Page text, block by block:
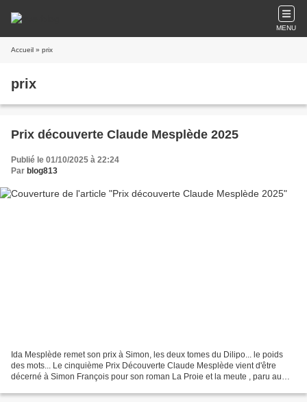
MENU
Accueil » prix
prix
Prix découverte Claude Mesplède 2025
Publié le 01/10/2025 à 22:24
Par blog813
Ida Mesplède remet son prix à Simon, les deux tomes du Dilipo... le poids
des mots... Le cinquième Prix Découverte Claude Mesplède vient d'être
décerné à Simon François pour son roman La Proie et la meute , paru au